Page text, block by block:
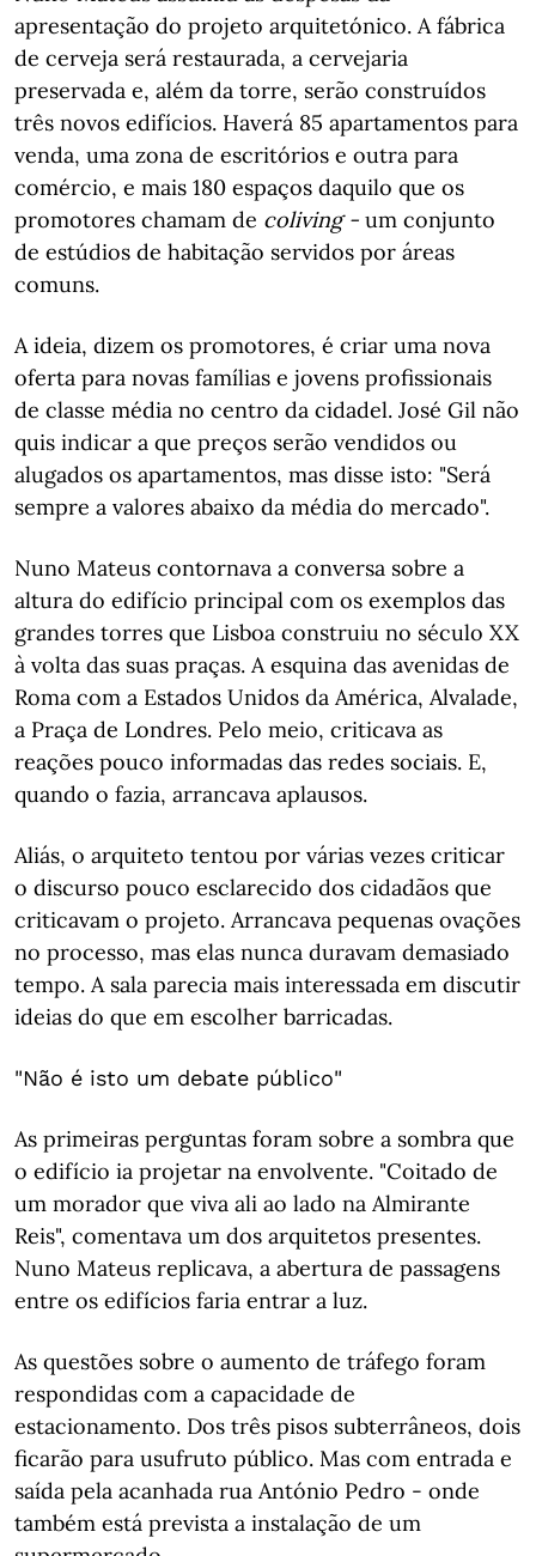
apresentação do projeto arquitetónico. A fábrica
de cerveja será restaurada, a cervejaria
preservada e, além da torre, serão construídos
três novos edifícios. Haverá 85 apartamentos para
venda, uma zona de escritórios e outra para
comércio, e mais 180 espaços daquilo que os
promotores chamam de coliving - um conjunto
de estúdios de habitação servidos por áreas
comuns.
A ideia, dizem os promotores, é criar uma nova
oferta para novas famílias e jovens profissionais
de classe média no centro da cidadel. José Gil não
quis indicar a que preços serão vendidos ou
alugados os apartamentos, mas disse isto: "Será
sempre a valores abaixo da média do mercado".
Nuno Mateus contornava a conversa sobre a
altura do edifício principal com os exemplos das
grandes torres que Lisboa construiu no século XX
à volta das suas praças. A esquina das avenidas de
Roma com a Estados Unidos da América, Alvalade,
a Praça de Londres. Pelo meio, criticava as
reações pouco informadas das redes sociais. E,
quando o fazia, arrancava aplausos.
Aliás, o arquiteto tentou por várias vezes criticar
o discurso pouco esclarecido dos cidadãos que
criticavam o projeto. Arrancava pequenas ovações
no processo, mas elas nunca duravam demasiado
tempo. A sala parecia mais interessada em discutir
ideias do que em escolher barricadas.
"Não é isto um debate público"
As primeiras perguntas foram sobre a sombra que
o edifício ia projetar na envolvente. "Coitado de
um morador que viva ali ao lado na Almirante
Reis", comentava um dos arquitetos presentes.
Nuno Mateus replicava, a abertura de passagens
entre os edifícios faria entrar a luz.
As questões sobre o aumento de tráfego foram
respondidas com a capacidade de
estacionamento. Dos três pisos subterrâneos, dois
ficarão para usufruto público. Mas com entrada e
saída pela acanhada rua António Pedro - onde
também está prevista a instalação de um